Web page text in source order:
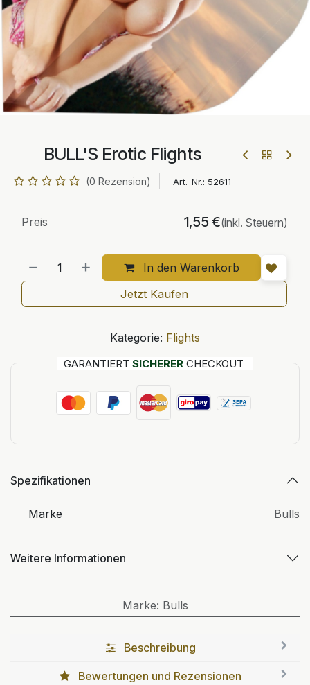
BULL'S Erotic Flights
(0 Rezension) Art.-Nr.: 52611
In den Warenkorb
Preis 1,55 €(inkl. Steuern)
Jetzt Kaufen
Kategorie: Flights
GARANTIERT SICHERER CHECKOUT
Spezifikationen
Marke Bulls
Weitere Informationen
Marke: Bulls
Beschreibung
Bewertungen und Rezensionen